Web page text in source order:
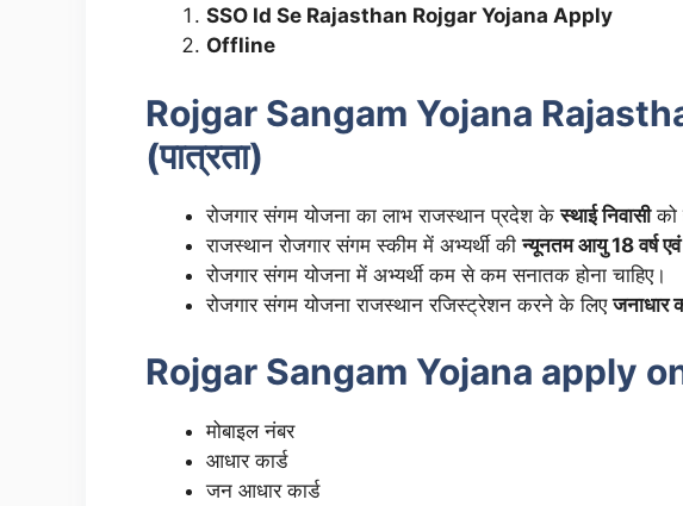
SSO Id Se Rajasthan Rojgar Yojana Apply
Offline
Rojgar Sangam Yojana
(पात्रता)
रोजगार संगम योजना का लाभ राजस्थान प्रदेश केस्थाई निवासीको
राजस्थान रोजगार संगम स्कीम में अभ्यर्थी कीन्यूनतम आयु 18 वर्ष
रोजगार संगम योजना में अभ्यर्थी कम से कम सनातक होना चाहिए।
रोजगार संगम योजना राजस्थान रजिस्ट्रेशन करने के लिएजनाधार
Rojgar Sangam Yojana apply
मोबाइल नंबर
आधार कार्ड
जन आधार कार्ड